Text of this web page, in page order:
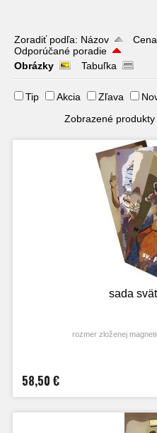
Zoradiť podľa: Názov Cena
Odporúčané poradie
Obrázky
Tabuľka
Tip Akcia Zľava
Zobrazené produkty
sada
rozmer zloženej
58,50 €